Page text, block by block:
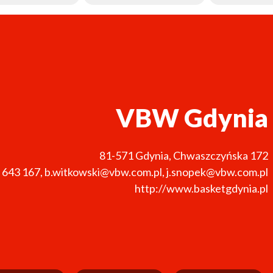
VBW Gdynia
81-571Gdynia, Chwaszczyńska 172
167, b.witkowski@vbw.com.pl, j.snopek@vbw.com.pl
http://www.basketgdynia.pl